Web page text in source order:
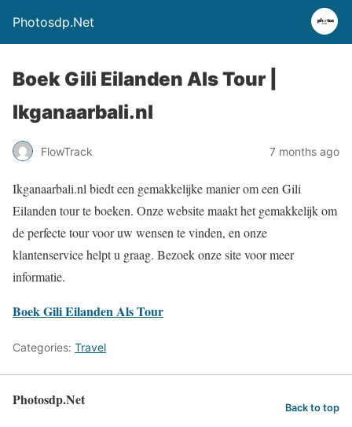
Photosdp.Net
Boek Gili Eilanden Als Tour |
Ikganaarbali.nl
FlowTrack 7 months ago
Ikganaarbali.nl biedt een gemakkelijke manier om een Gili
Eilanden tour te boeken. Onze website maakt het gemakkelijk om
de perfecte tour voor uw wensen te vinden, en onze
klantenservice helpt u graag. Bezoek onze site voor meer
informatie.
Boek Gili Eilanden Als Tour
Categories: Travel
Photosdp.Net Back to top